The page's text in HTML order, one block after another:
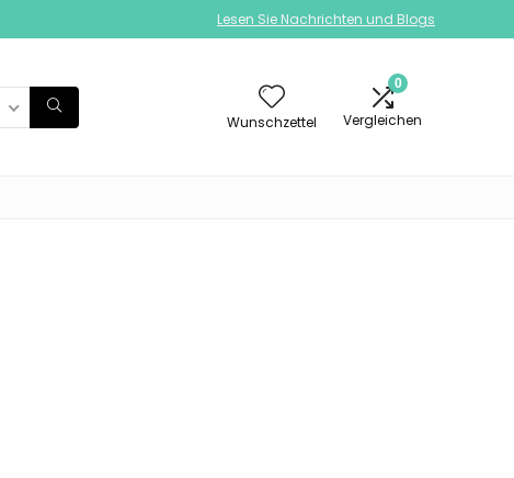
Lesen Sie Nachrichten und Blogs
Wunschzettel
0
Vergleichen